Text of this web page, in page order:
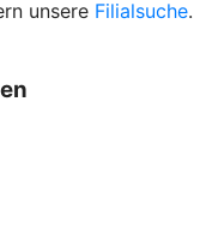
unsere Filialsuche.